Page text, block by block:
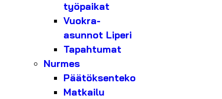
työpaikat
Vuokra-
asunnot Liperi
Tapahtumat
Nurmes
Päätöksenteko
Matkailu